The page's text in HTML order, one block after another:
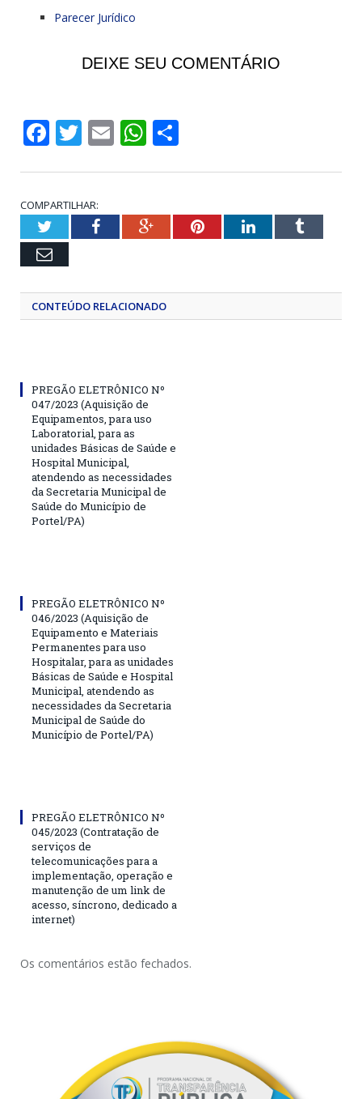
Parecer Jurídico
DEIXE SEU COMENTÁRIO
Facebook
Twitter
EmailWhatsApp
COMPARTILHAR:
TwitterFacebookGoogle+PinterestLinkedInTumblr
Email
CONTEÚDO RELACIONADO
PREGÃO ELETRÔNICO Nº
047/2023 (Aquisição de
Equipamentos, para uso
Laboratorial, para as
unidades Básicas de Saúde e
Hospital Municipal,
atendendo as necessidades
da Secretaria Municipal de
Saúde do Município de
Portel/PA)
PREGÃO ELETRÔNICO Nº
046/2023 (Aquisição de
Equipamento e Materiais
Permanentes para uso
Hospitalar, para as unidades
Básicas de Saúde e Hospital
Municipal, atendendo as
necessidades da Secretaria
Municipal de Saúde do
Município de Portel/PA)
PREGÃO ELETRÔNICO Nº
045/2023 (Contratação de
serviços de
telecomunicações para a
implementação, operação e
manutenção de um link de
acesso, síncrono, dedicado a
internet)
Os comentários estão fechados.